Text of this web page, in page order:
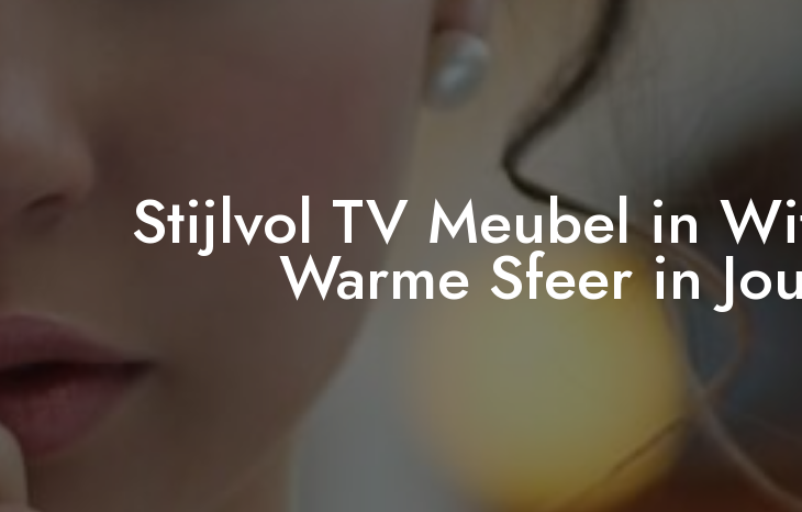
Stijlvol TV Meubel in
Warme Sfeer in